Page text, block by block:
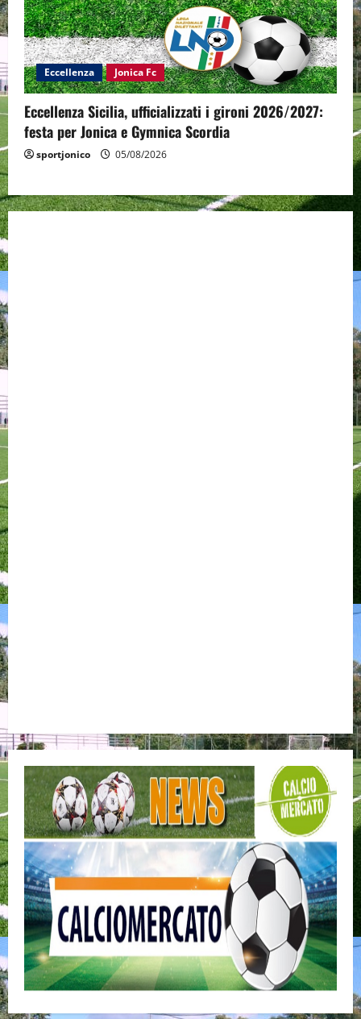
Eccellenza Jonica Fc
Eccellenza Sicilia, ufficializzati i gironi 2026/2027:
festa per Jonica e Gymnica Scordia
sportjonico 05/08/2026